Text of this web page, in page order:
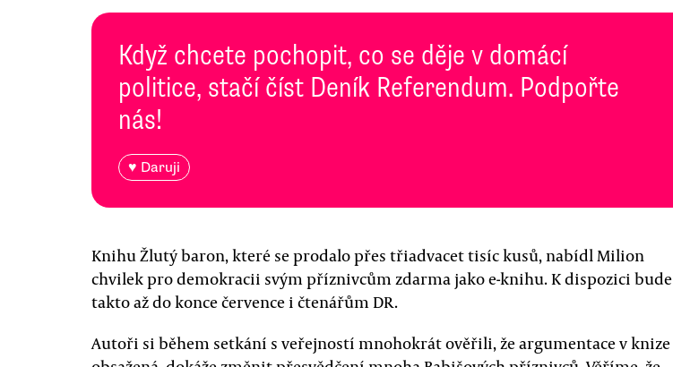
Když chcete pochopit, co se děje v domácí
politice, stačí číst Deník Referendum. Podpořte
nás!
♥ Daruji
Knihu Žlutý baron, které se prodalo přes třiadvacet tisíc kusů, nabídl Milion
chvilek pro demokracii svým příznivcům zdarma jako e-knihu. K dispozici bude
takto až do konce července i čtenářům DR.
Autoři si během setkání s veřejností mnohokrát ověřili, že argumentace v knize